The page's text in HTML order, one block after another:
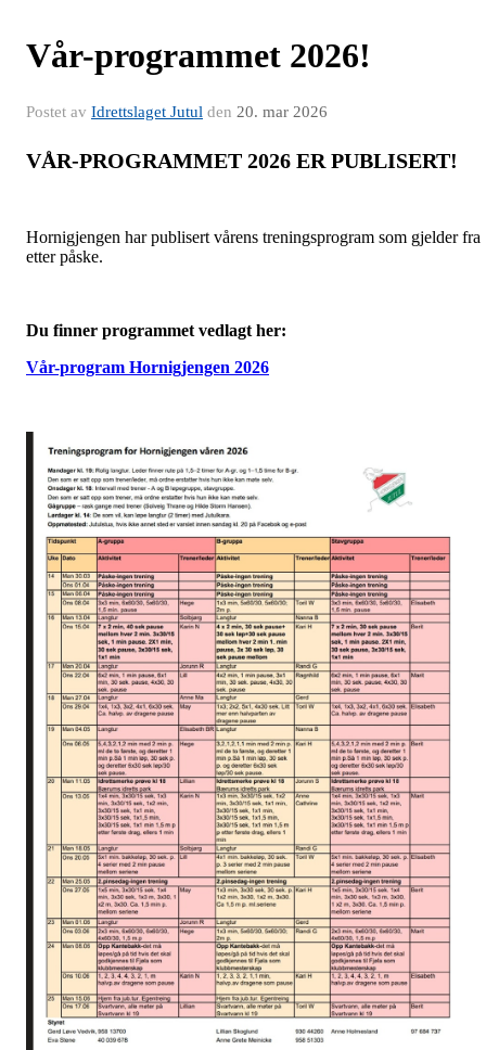
Vår-programmet 2026!
Postet av Idrettslaget Jutul den 20. mar 2026
VÅR-PROGRAMMET 2026 ER PUBLISERT!
Hornigjengen har publisert vårens treningsprogram som gjelder fra
etter påske.
Du finner programmet vedlagt her:
Vår-program Hornigjengen 2026